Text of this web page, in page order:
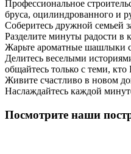
Профессиональное
бруса, оцилиндрованного и
Соберитесь дружной семьей
Разделите минуты радости
Жарьте ароматные шашлыки
Делитесь веселыми
общайтесь только с теми,
Живите счастливо в новом
Наслаждайтесь каждой
Посмотрите наши